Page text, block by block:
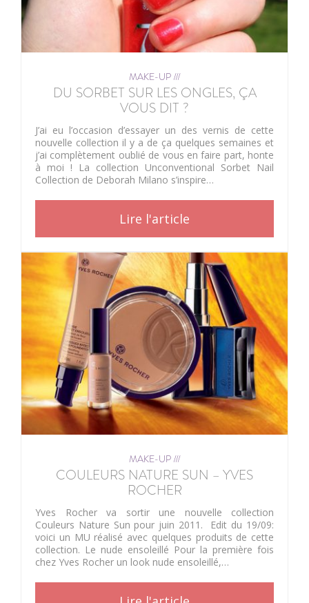
MAKE-UP ///
DU SORBET SUR LES ONGLES, ÇA
VOUS DIT ?
J’ai eu l’occasion d’essayer un des vernis de cette
nouvelle collection il y a de ça quelques semaines et
j’ai complètement oublié de vous en faire part, honte
à moi ! La collection Unconventional Sorbet Nail
Collection de Deborah Milano s’inspire…
Lire l'article
MAKE-UP ///
COULEURS NATURE SUN – YVES
ROCHER
Yves Rocher va sortir une nouvelle collection
Couleurs Nature Sun pour juin 2011. Edit du 19/09:
voici un MU réalisé avec quelques produits de cette
collection. Le nude ensoleillé Pour la première fois
chez Yves Rocher un look nude ensoleillé,…